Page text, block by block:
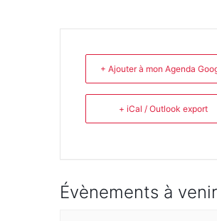
+ Ajouter à mon Agenda
+ iCal / Outlook export
Évènements à venir